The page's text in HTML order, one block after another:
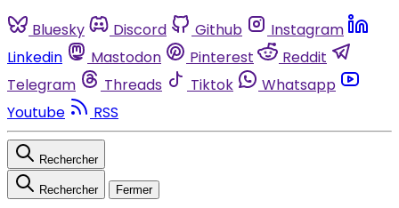
Bluesky Discord Github
Instagram
Linkedin
Mastodon Pinterest
Reddit
Telegram
Threads Tiktok
Whatsapp
Youtube
RSS
Rechercher
Rechercher Fermer